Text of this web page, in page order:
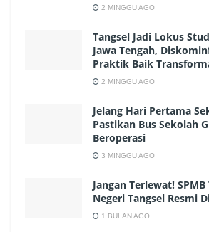
2 MINGGU AGO
Tangsel Jadi Lokus
Jawa Tengah,
Praktik Baik
2 MINGGU AGO
Jelang Hari Pertama
Pastikan Bus Sekolah
Beroperasi
3 MINGGU AGO
Jangan Terlewat!
Negeri Tangsel Resmi
1 BULAN AGO